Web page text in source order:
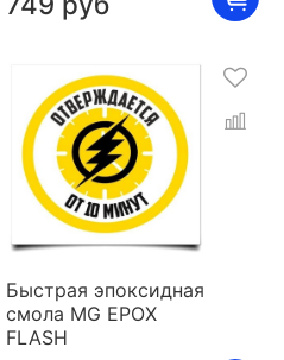
Быстрая эпоксидная
смола MG EPOX
FLASH